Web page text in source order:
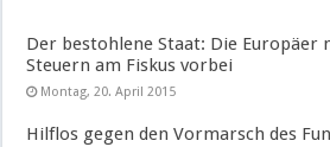
Der bestohlene Staat: Die
Steuern am Fiskus vorbei
Montag, 20. April 2015
Hilflos gegen den Vormarsch des